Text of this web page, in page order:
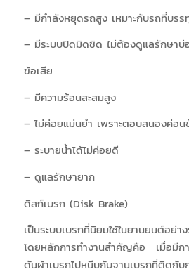
– มีกำลังหยุดรถสูง เหมาะกับรถที่บร
– มีระบบปิดมิดชิด ไม่ต้องดูแลรักษาบ่
ข้อเสีย
– มีความร้อนสะสมสูง
– ไม่ค่อยแม่นยำ เพราะตอบสนองค่อน
– ระบายน้ำได้ไม่ค่อยดี
– ดูแลรักษายาก
ดิสก์เบรก (Disk Brake)
เป็นระบบเบรกที่นิยมใช้ในยานยนต์อย่า
โดยหลักการทำงานสำคัญคือ เมื่อมีก
ดันผ้าเบรกไปหนีบกับจานเบรกที่ติดกั